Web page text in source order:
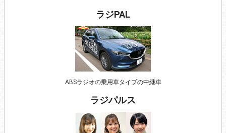
ラジPAL
ABSラジオの乗用車タイプの中継車
ラジパルス